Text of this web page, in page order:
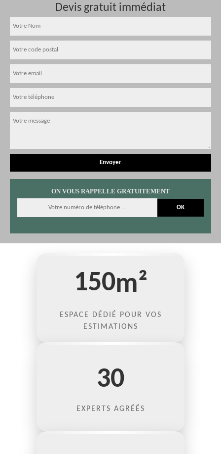
Devis gratuit immédiat
ON VOUS RAPPELLE GRATUITEMENT
150m²
ESPACE DÉDIÉ POUR VOS
ESTIMATIONS
30
EXPERTS AGRÉÉS